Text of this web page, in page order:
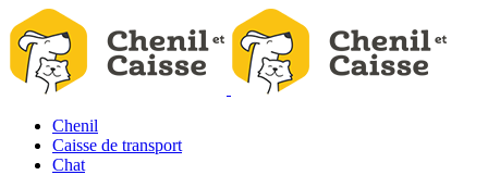
Chenil
Caisse de transport
Chat